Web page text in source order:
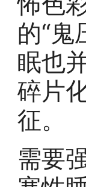
的“鬼
眠也
碎片
征。
需要